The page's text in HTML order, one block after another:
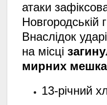
атаки
Новгородській
Внаслідок
на місці
мирних
13-річний